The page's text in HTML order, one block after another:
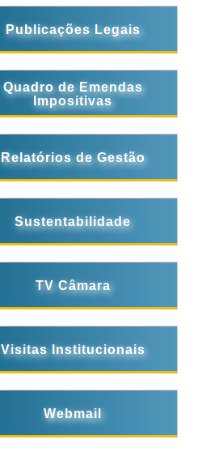
Publicações Legais
Quadro de Emendas
Impositivas
Relatórios de Gestão
Sustentabilidade
TV Câmara
Visitas Institucionais
Webmail